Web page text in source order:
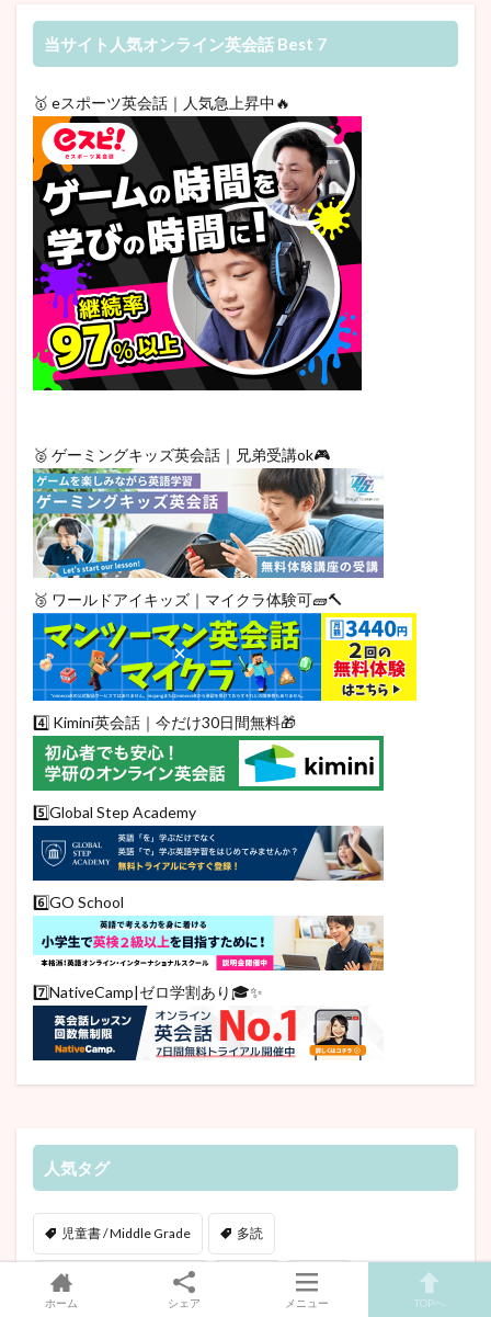
当サイト人気オンライン英会話 Best 7
🥇 eスポーツ英会話｜人気急上昇中🔥
🥈 ゲーミングキッズ英会話｜兄弟受講ok🎮
🥉 ワールドアイキッズ｜マイクラ体験可🧱🔨
4️⃣ Kimini英会話｜今だけ30日間無料🎁
5️⃣Global Step Academy
6️⃣GO School
7️⃣NativeCamp|ゼロ学割あり🎓✨
人気タグ
児童書 / Middle Grade 多読
児童書 / Chapter Books 図鑑
ホーム シェア メニュー TOPへ